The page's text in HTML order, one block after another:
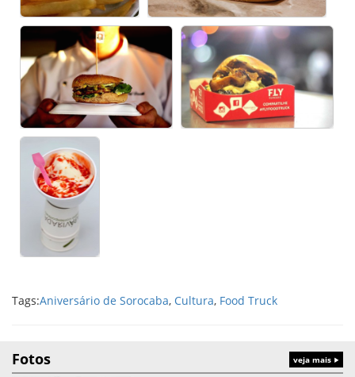
Foto: Divulgação Foto: Divulgação
Foto: Divulgação
Tags:Aniversário de Sorocaba, Cultura, Food Truck
Fotos veja mais